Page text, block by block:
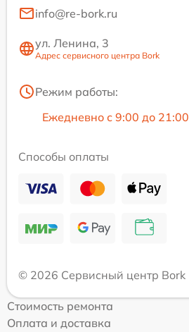
info@re-bork.ru
ул. Ленина, 3
Адрес сервисного центра Bork
Режим работы:
Ежедневно с 9:00 до 21:00
Способы оплаты
© 2026 Сервисный центр Bork
Стоимость ремонта
Оплата и доставка